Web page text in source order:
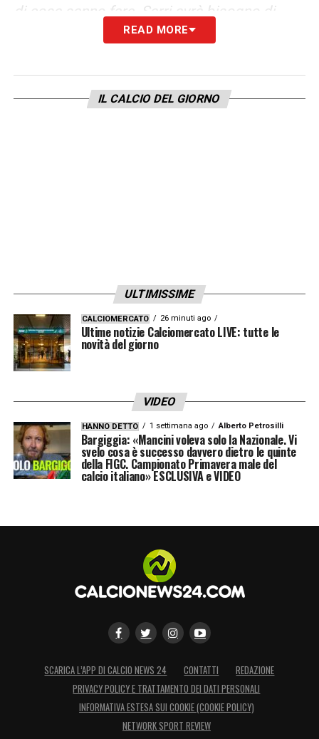
di cosa sanno fare. Sarri avrà bisogno di
tempo per dare la sua idea di gioco alla
inculcare la sua mentalità, ma è un problema
di tutti i tecnici. In un mese è complicato per
READ MORE
IL CALCIO DEL GIORNO
ULTIMISSIME
CALCIOMERCATO 26 minuti ago
Ultime notizie Calciomercato LIVE: tutte le
novità del giorno
VIDEO
HANNO DETTO 1 settimana ago Alberto Petrosilli
Bargiggia: «Mancini voleva solo la Nazionale. Vi
svelo cosa è successo davvero dietro le quinte
della FIGC. Campionato Primavera male del
calcio italiano» ESCLUSIVA e VIDEO
SCARICA L’APP DI CALCIO NEWS 24 CONTATTI
REDAZIONE
PRIVACY POLICY E TRATTAMENTO DEI DATI PERSONALI
INFORMATIVA ESTESA SUI COOKIE (COOKIE POLICY)
NETWORK SPORT REVIEW